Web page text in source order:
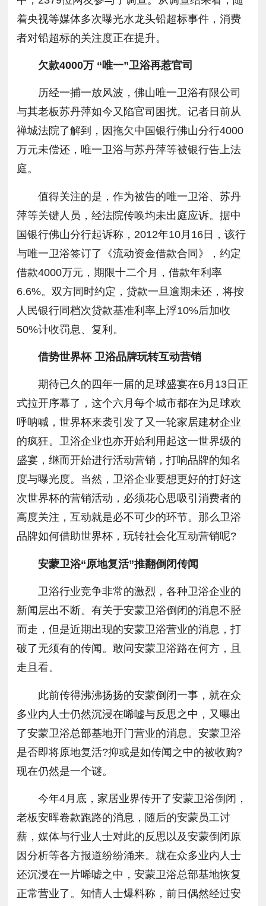
着央视等媒体多次曝光水龙头铅超标事件，消费
者对铅超标的关注度正在提升。
欠款4000万 “唯一”卫浴再惹官司
历经一捕一放风波，佛山唯一卫浴有限公司
与其老板苏丹萍如今又陷官司困扰。记者日前从
禅城法院了解到，因拖欠中国银行佛山分行4000
万元未偿还，唯一卫浴与苏丹萍等被银行告上法
庭。
值得关注的是，作为被告的唯一卫浴、苏丹
萍等关键人员，经法院传唤均未出庭应诉。据中
国银行佛山分行起诉称，2012年10月16日，该行
与唯一卫浴签订了《流动资金借款合同》，约定
借款4000万元，期限十二个月，借款年利率
6.6%。双方同时约定，贷款一旦逾期未还，将按
人民银行同档次贷款基准利率上浮10%后加收
50%计收罚息、复利。
借势世界杯 卫浴品牌玩转互动营销
期待已久的四年一届的足球盛宴在6月13日正
式拉开序幕了，这个六月每个城市都在为足球欢
呼呐喊，世界杯来袭引发了又一轮家居建材企业
的疯狂。卫浴企业也亦开始利用起这一世界级的
盛宴，继而开始进行活动营销，打响品牌的知名
度与曝光度。当然，卫浴企业要想更好的打好这
次世界杯的营销活动，必须花心思吸引消费者的
高度关注，互动就是必不可少的环节。那么卫浴
品牌如何借助世界杯，玩转社会化互动营销呢?
安蒙卫浴“原地复活”推翻倒闭传闻
卫浴行业竞争非常的激烈，各种卫浴企业的
新闻层出不断。有关于安蒙卫浴倒闭的消息不胫
而走，但是近期出现的安蒙卫浴营业的消息，打
破了无须有的传闻。敢问安蒙卫浴路在何方，且
走且看。
此前传得沸沸扬扬的安蒙倒闭一事，就在众
多业内人士仍然沉浸在唏嘘与反思之中，又曝出
了安蒙卫浴总部基地开门营业的消息。安蒙卫浴
是否即将原地复活?抑或是如传闻之中的被收购?
现在仍然是一个谜。
今年4月底，家居业界传开了安蒙卫浴倒闭，
老板安晖卷款跑路的消息，随后的安蒙员工讨
薪，媒体与行业人士对此的反思以及安蒙倒闭原
因分析等各方报道纷纷涌来。就在众多业内人士
还沉浸在一片唏嘘之中，安蒙卫浴总部基地恢复
正常营业了。知情人士爆料称，前日偶然经过安